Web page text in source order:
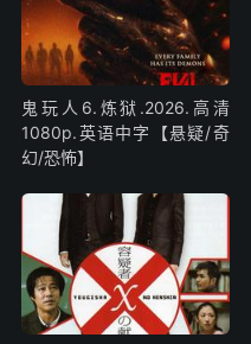
鬼玩人6.炼狱.2026.高清
1080p.英语中字【悬疑/奇
幻/恐怖】